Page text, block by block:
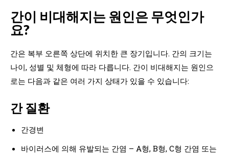
간이 비대해지는 원인은 무엇인가
요?
간은 복부 오른쪽 상단에 위치한 큰 장기입니다. 간의 크기는
나이, 성별 및 체형에 따라 다릅니다. 간이 비대해지는 원인으
로는 다음과 같은 여러 가지 상태가 있을 수 있습니다:
간 질환
간경변
바이러스에 의해 유발되는 간염 – A형, B형, C형 간염 또는